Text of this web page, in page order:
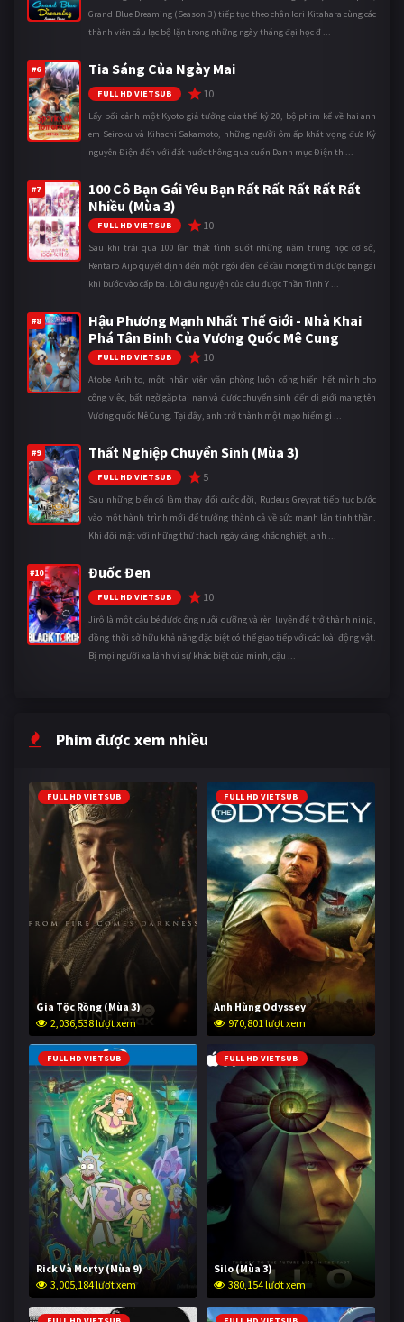
Grand Blue Dreaming (Season 3) tiếp tục theo chân Iori Kitahara cùng các
thành viên câu lạc bộ lặn trong những ngày tháng đại học đ ...
#6 Tia Sáng Của Ngày Mai
FULL HD VIETSUB 10
Lấy bối cảnh một Kyoto giả tưởng của thế kỷ 20, bộ phim kể về hai anh
em Seiroku và Kihachi Sakamoto, những người ôm ấp khát vọng đưa Kỷ
nguyên Điện đến với đất nước thông qua cuốn Danh mục Điện th ...
#7
100 Cô Bạn Gái Yêu Bạn Rất Rất Rất Rất Rất
Nhiều (Mùa 3)
FULL HD VIETSUB 10
Sau khi trải qua 100 lần thất tình suốt những năm trung học cơ sở,
Rentaro Aijo quyết định đến một ngôi đền để cầu mong tìm được bạn gái
khi bước vào cấp ba. Lời cầu nguyện của cậu được Thần Tình Y ...
#8
Hậu Phương Mạnh Nhất Thế Giới - Nhà Khai
Phá Tân Binh Của Vương Quốc Mê Cung
FULL HD VIETSUB 10
Atobe Arihito, một nhân viên văn phòng luôn cống hiến hết mình cho
công việc, bất ngờ gặp tai nạn và được chuyển sinh đến dị giới mang tên
Vương quốc Mê Cung. Tại đây, anh trở thành một mạo hiểm gi ...
#9 Thất Nghiệp Chuyển Sinh (Mùa 3)
FULL HD VIETSUB 5
Sau những biến cố làm thay đổi cuộc đời, Rudeus Greyrat tiếp tục bước
vào một hành trình mới để trưởng thành cả về sức mạnh lẫn tinh thần.
Khi đối mặt với những thử thách ngày càng khắc nghiệt, anh ...
#10 Đuốc Đen
FULL HD VIETSUB 10
Jirô là một cậu bé được ông nuôi dưỡng và rèn luyện để trở thành ninja,
đồng thời sở hữu khả năng đặc biệt có thể giao tiếp với các loài động vật.
Bị mọi người xa lánh vì sự khác biệt của mình, cậu ...
Phim được xem nhiều
FULL HD VIETSUB
Gia Tộc Rồng (Mùa 3)
2,036,538 lượt xem
FULL HD VIETSUB
Anh Hùng Odyssey
970,801 lượt xem
FULL HD VIETSUB
Rick Và Morty (Mùa 9)
3,005,184 lượt xem
FULL HD VIETSUB
Silo (Mùa 3)
380,154 lượt xem